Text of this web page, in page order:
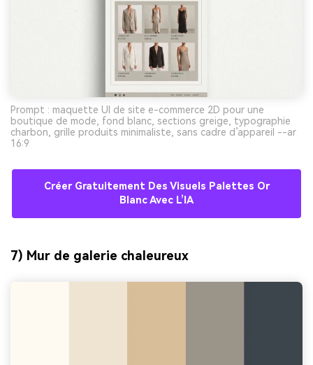
Prompt : maquette UI de site e-commerce 2D pour une
boutique de mode, fond blanc, sections greige, typographie
charbon, grille produits minimaliste, sans cadre d’appareil --ar
16:9
Créer Gratuitement Des Visuels Palettes Or
Blanc Avec L’IA
7) Mur de galerie chaleureux